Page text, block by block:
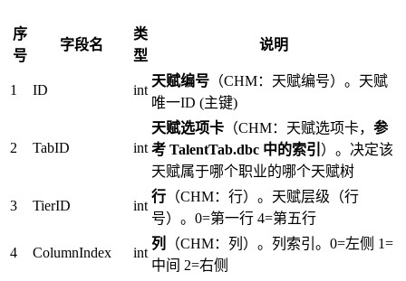
序
号
字段名
类
型
说明
1 ID int
天赋编号 （CHM：天赋编号）。天赋
唯一ID (主键)
2 TabID int
天赋选项卡 （CHM：天赋选项卡， 参
考 TalentTab.dbc 中的索引 ）。决定该
天赋属于哪个职业的哪个天赋树
3 TierID int
行 （CHM：行）。天赋层级（行
号）。0=第一行 4=第五行
4 ColumnIndex int
列
（CHM：列）。列索引。0=左侧 1=
中间 2=右侧